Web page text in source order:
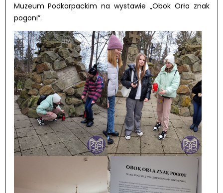
Muzeum Podkarpackim na wystawie „Obok Orła znak
pogoni”.